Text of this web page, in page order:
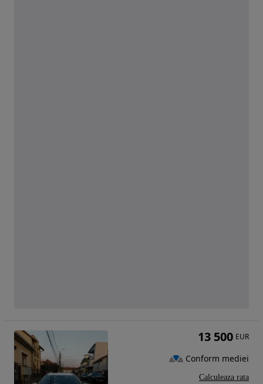
13 500 EUR
Conform mediei
Calculeaza rata